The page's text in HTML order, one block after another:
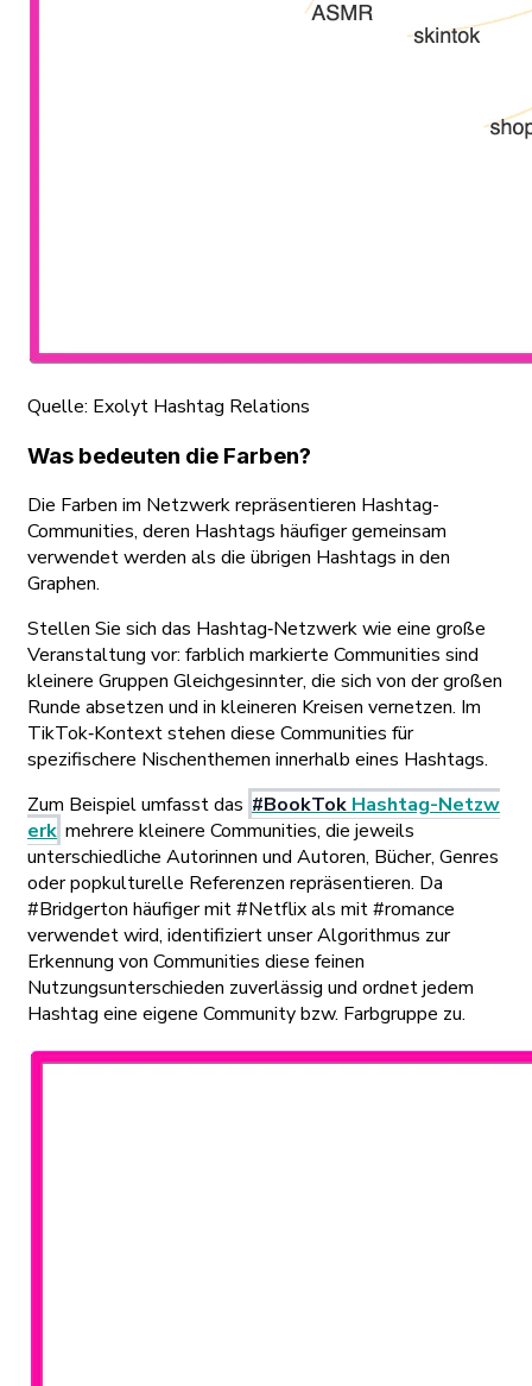
Quelle: Exolyt Hashtag Relations
Was bedeuten die Farben?
Die Farben im Netzwerk repräsentieren Hashtag-
Communities, deren Hashtags häufiger gemeinsam
verwendet werden als die übrigen Hashtags in den
Graphen.
Stellen Sie sich das Hashtag‑Netzwerk wie eine große
Veranstaltung vor: farblich markierte Communities sind
kleinere Gruppen Gleichgesinnter, die sich von der großen
Runde absetzen und in kleineren Kreisen vernetzen. Im
TikTok‑Kontext stehen diese Communities für
spezifischere Nischenthemen innerhalb eines Hashtags.
Zum Beispiel umfasst das #BookTok Hashtag-Netzw
erk mehrere kleinere Communities, die jeweils
unterschiedliche Autorinnen und Autoren, Bücher, Genres
oder popkulturelle Referenzen repräsentieren. Da
#Bridgerton häufiger mit #Netflix als mit #romance
verwendet wird, identifiziert unser Algorithmus zur
Erkennung von Communities diese feinen
Nutzungsunterschieden zuverlässig und ordnet jedem
Hashtag eine eigene Community bzw. Farbgruppe zu.